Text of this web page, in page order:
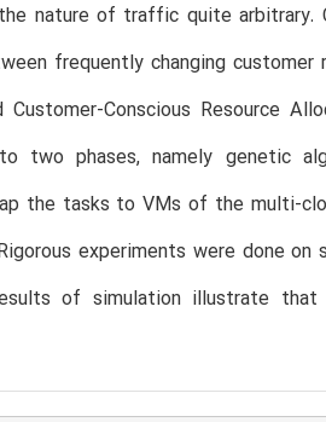
nature of traffic quite arbitrary.
frequently changing
Conscious Resource
two phases, namely genetic
the tasks to VMs of the multi-
experiments were done
of simulation illustrate